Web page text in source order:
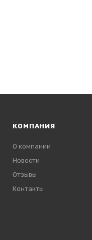
КОМПАНИЯ
О компании
Новости
Отзывы
Контакты